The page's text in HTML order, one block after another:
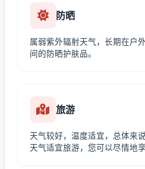
防晒
属弱紫外辐射天气，长期在户
间的防晒护肤品。
旅游
天气较好，温度适宜，总体来
天气适宜旅游，您可以尽情地